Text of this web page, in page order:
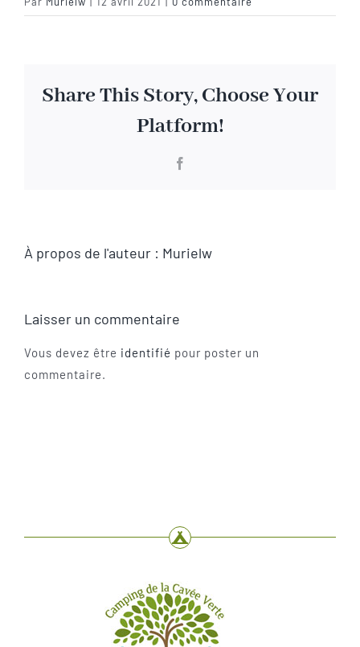
Share This Story, Choose Your
Platform!
À propos de l'auteur : Murielw
Laisser un commentaire
Vous devez être identifié pour poster un
commentaire.